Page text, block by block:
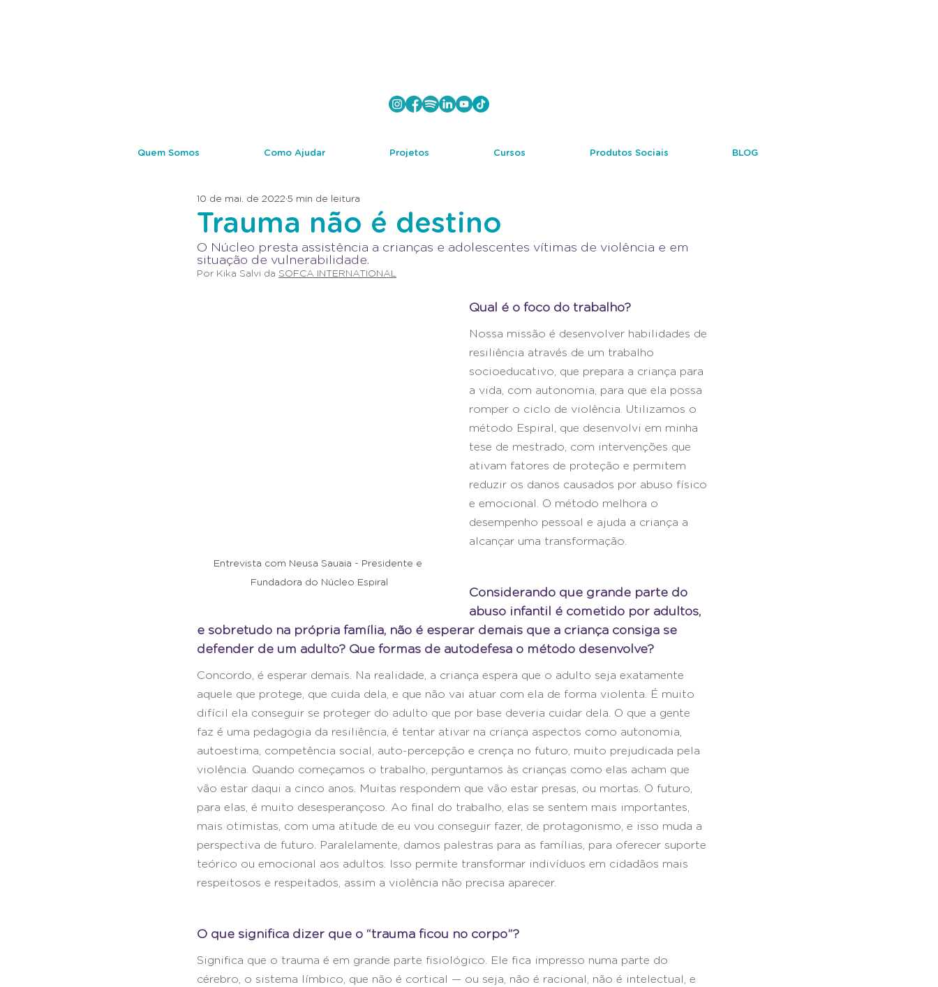
Quem Somos Como Ajudar Projetos Cursos Produtos Sociais BLOG
Trauma não é destino
10 de mai. de 2022 5 min de leitura
O Núcleo presta assistência a crianças e adolescentes vítimas de violência e em
situação de vulnerabilidade.
Por Kika Salvi da SOFCA INTERNATIONAL
Entrevista com Neusa Sauaia - Presidente e
Fundadora do Núcleo Espiral
Qual é o foco do trabalho?
Nossa missão é desenvolver habilidades de
resiliência através de um trabalho
socioeducativo, que prepara a criança para
a vida, com autonomia, para que ela possa
romper o ciclo de violência. Utilizamos o
método Espiral, que desenvolvi em minha
tese de mestrado, com intervenções que
ativam fatores de proteção e permitem
reduzir os danos causados por abuso físico
e emocional. O método melhora o
desempenho pessoal e ajuda a criança a
alcançar uma transformação.
Considerando que grande parte do
abuso infantil é cometido por adultos,
e sobretudo na própria família, não é esperar demais que a criança consiga se
defender de um adulto? Que formas de autodefesa o método desenvolve?
Concordo, é esperar demais. Na realidade, a criança espera que o adulto seja exatamente
aquele que protege, que cuida dela, e que não vai atuar com ela de forma violenta. É muito
difícil ela conseguir se proteger do adulto que por base deveria cuidar dela. O que a gente
faz é uma pedagogia da resiliência, é tentar ativar na criança aspectos como autonomia,
autoestima, competência social, auto-percepção e crença no futuro, muito prejudicada pela
violência. Quando começamos o trabalho, perguntamos às crianças como elas acham que
vão estar daqui a cinco anos. Muitas respondem que vão estar presas, ou mortas. O futuro,
para elas, é muito desesperançoso. Ao final do trabalho, elas se sentem mais importantes,
mais otimistas, com uma atitude de eu vou conseguir fazer, de protagonismo, e isso muda a
perspectiva de futuro. Paralelamente, damos palestras para as famílias, para oferecer suporte
teórico ou emocional aos adultos. Isso permite transformar indivíduos em cidadãos mais
respeitosos e respeitados, assim a violência não precisa aparecer.
O que significa dizer que o “trauma ficou no corpo”?
Significa que o trauma é em grande parte fisiológico. Ele fica impresso numa parte do
cérebro, o sistema límbico, que não é cortical — ou seja, não é racional, não é intelectual, e